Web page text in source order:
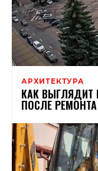
АРХИТЕКТУРА
КАК
ПОСЛЕ РЕМОНТА